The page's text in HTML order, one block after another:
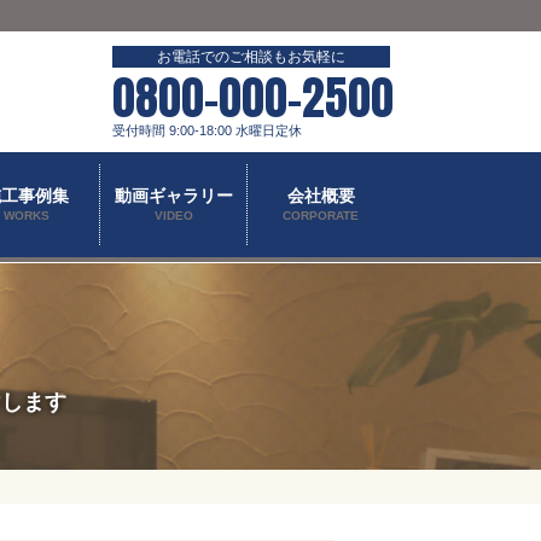
お電話でのご相談もお気軽に
0800-000-2500
受付時間 9:00-18:00 水曜日定休
事例集
WORKS
動画ギャラリー
VIDEO
会社概要
CORPORATE
ます